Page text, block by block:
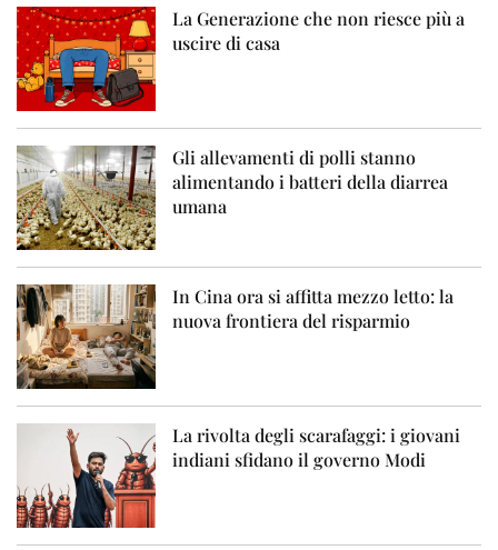
La Generazione che non riesce più a
uscire di casa
Gli allevamenti di polli stanno
alimentando i batteri della diarrea
umana
In Cina ora si affitta mezzo letto: la
nuova frontiera del risparmio
La rivolta degli scarafaggi: i giovani
indiani sfidano il governo Modi